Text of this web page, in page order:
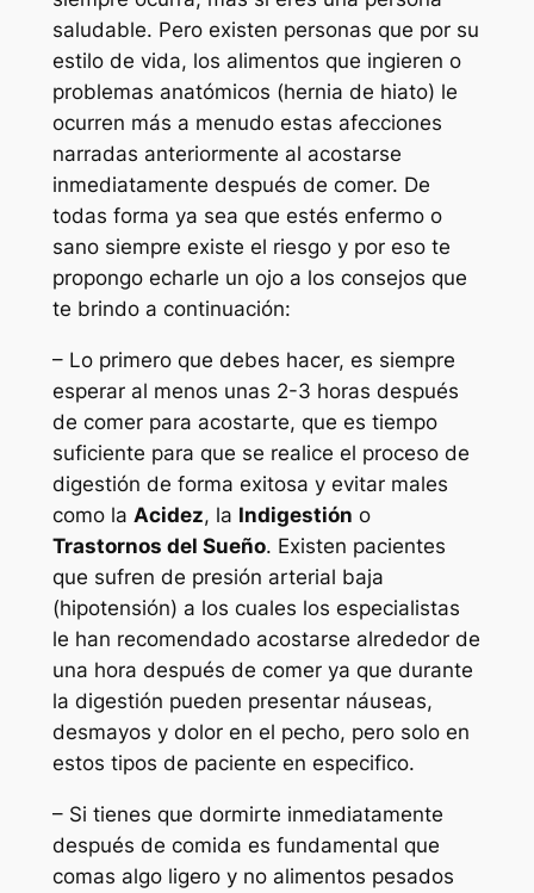
saludable. Pero existen personas que por su
estilo de vida, los alimentos que ingieren o
problemas anatómicos (hernia de hiato) le
ocurren más a menudo estas afecciones
narradas anteriormente al acostarse
inmediatamente después de comer. De
todas forma ya sea que estés enfermo o
sano siempre existe el riesgo y por eso te
propongo echarle un ojo a los consejos que
te brindo a continuación:
– Lo primero que debes hacer, es siempre
esperar al menos unas 2-3 horas después
de comer para acostarte, que es tiempo
suficiente para que se realice el proceso de
digestión de forma exitosa y evitar males
como la Acidez, la Indigestión o
Trastornos del Sueño. Existen pacientes
que sufren de presión arterial baja
(hipotensión) a los cuales los especialistas
le han recomendado acostarse alrededor de
una hora después de comer ya que durante
la digestión pueden presentar náuseas,
desmayos y dolor en el pecho, pero solo en
estos tipos de paciente en especifico.
– Si tienes que dormirte inmediatamente
después de comida es fundamental que
comas algo ligero y no alimentos pesados